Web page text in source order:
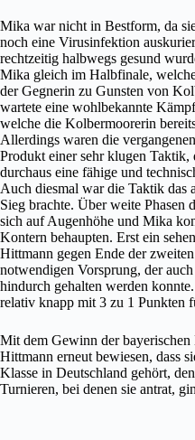
Mika war nicht in Bestform, da
noch eine Virusinfektion
rechtzeitig halbwegs gesund
Mika gleich im Halbfinale,
der Gegnerin zu Gunsten von
wartete eine wohlbekannte
welche die Kolbermoorerin
Allerdings waren die
Produkt einer sehr klugen Taktik,
durchaus eine fähige und
Auch diesmal war die Taktik das
Sieg brachte. Über weite Phasen
sich auf Augenhöhe und Mika
Kontern behaupten. Erst ein
Hittmann gegen Ende der
notwendigen Vorsprung, der
hindurch gehalten werden
relativ knapp mit 3 zu 1 Punkten
Mit dem Gewinn der
Hittmann erneut bewiesen, dass
Klasse in Deutschland gehört,
Turnieren, bei denen sie antrat,